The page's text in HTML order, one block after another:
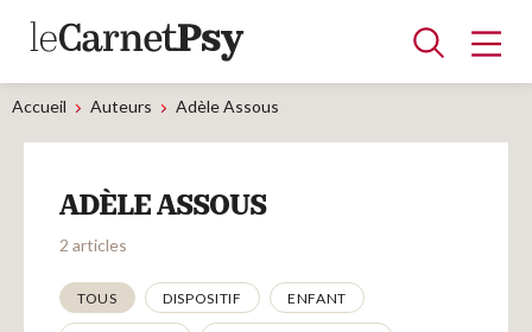
Articles
A la une
Adolescence
Dispositif
Enfance
Périnatalité
Psychanalyse
Psychopathologie
Soin
Dossiers
Accueil Auteurs Adèle Assous
ADÈLE ASSOUS
2 articles
Thématiques
TOUS DISPOSITIF ENFANT